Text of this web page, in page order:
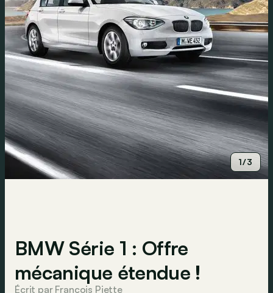
1/3
BMW Série 1 : Offre
mécanique étendue !
Écrit par François Piette